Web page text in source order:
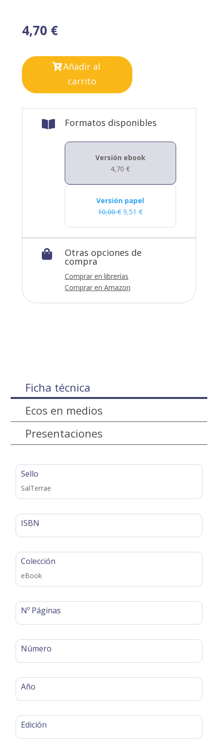
4,70 €
Añadir al
carrito
 Formatos disponibles
Versión ebook
4,70€
Versión papel
10,00€ 9,51€
 Otras opciones de
compra
Comprar en librerías
Comprar en Amazon
Ficha técnica
Ecos en medios
Presentaciones
Sello
SalTerrae
ISBN
Colección
eBook
Nº Páginas
Número
Año
Edición